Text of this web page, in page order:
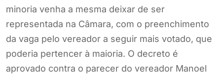
minoria venha a mesma deixar de ser
representada na Câmara, com o preenchimento
da vaga pelo vereador a seguir mais votado, que
poderia pertencer à maioria. O decreto é
aprovado contra o parecer do vereador Manoel